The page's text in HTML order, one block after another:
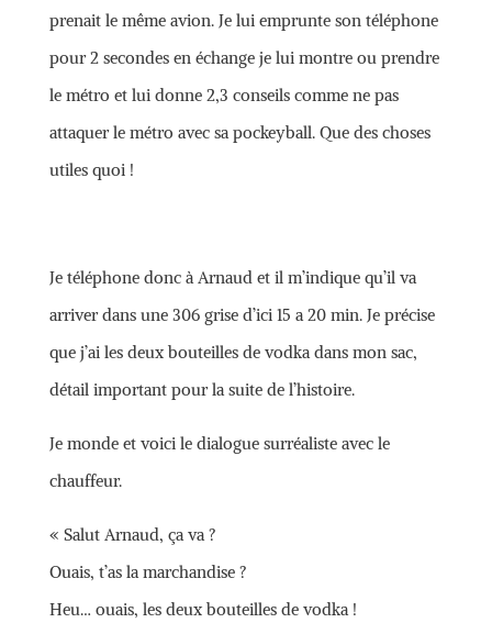
prenait le même avion. Je lui emprunte son téléphone
pour 2 secondes en échange je lui montre ou prendre
le métro et lui donne 2,3 conseils comme ne pas
attaquer le métro avec sa pockeyball. Que des choses
utiles quoi !
Je téléphone donc à Arnaud et il m’indique qu’il va
arriver dans une 306 grise d’ici 15 a 20 min. Je précise
que j’ai les deux bouteilles de vodka dans mon sac,
détail important pour la suite de l’histoire.
Je monde et voici le dialogue surréaliste avec le
chauffeur.
« Salut Arnaud, ça va ?
Ouais, t’as la marchandise ?
Heu… ouais, les deux bouteilles de vodka !